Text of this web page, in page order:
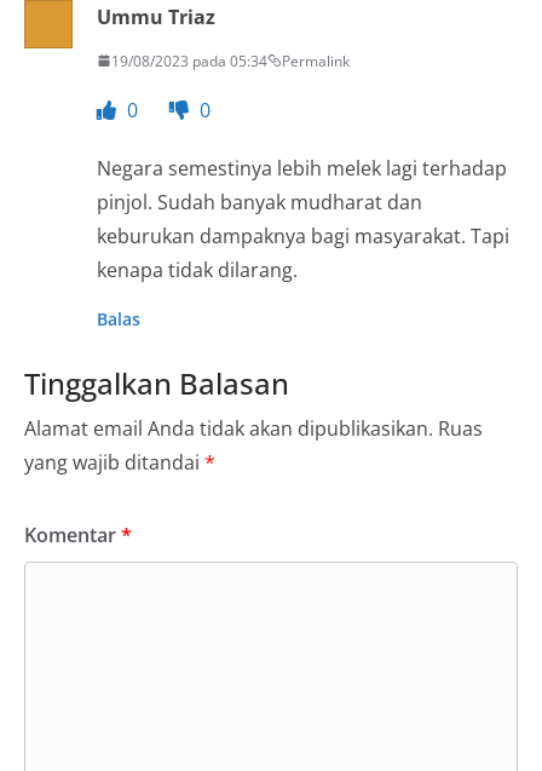
Ummu Triaz
19/08/2023 pada 05:34 Permalink
0 0
Negara semestinya lebih melek lagi terhadap
pinjol. Sudah banyak mudharat dan
keburukan dampaknya bagi masyarakat. Tapi
kenapa tidak dilarang.
Balas
Tinggalkan Balasan
Alamat email Anda tidak akan dipublikasikan. Ruas
yang wajib ditandai *
Komentar*